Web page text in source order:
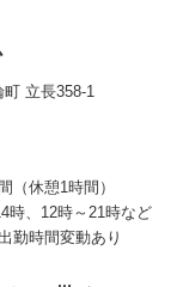
立長358-1
（休憩1時間）
時、12時～21時など
勤時間変動あり